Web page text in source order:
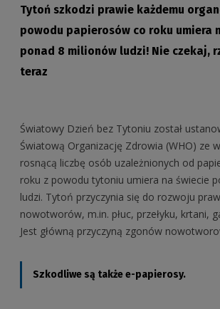
Tytoń szkodzi prawie każdemu
powodu papierosów co roku umiera
ponad 8 milionów ludzi! Nie czekaj,
teraz
Światowy Dzień bez Tytoniu został
Światową Organizację Zdrowia (WHO) ze
rosnącą liczbę osób uzależnionych od
roku z powodu tytoniu umiera na świecie
ludzi. Tytoń przyczynia się do rozwoju
nowotworów, m.in. płuc, przełyku, krtani,
Jest główną przyczyną zgonów
Szkodliwe są także e-papierosy.